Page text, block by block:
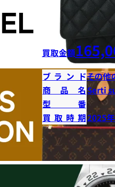
買取金額
ブランドその他
商品名Serti
型番
買取時期2025